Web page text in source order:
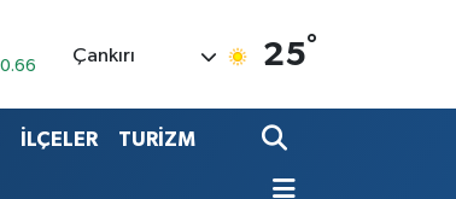
Çankırı 25°
İLÇELER TURİZM